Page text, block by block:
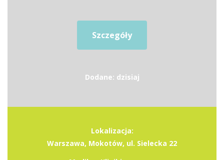
Szczegóły
Dodane: dzisiaj
Lokalizacja:
Warszawa, Mokotów, ul. Sielecka 22